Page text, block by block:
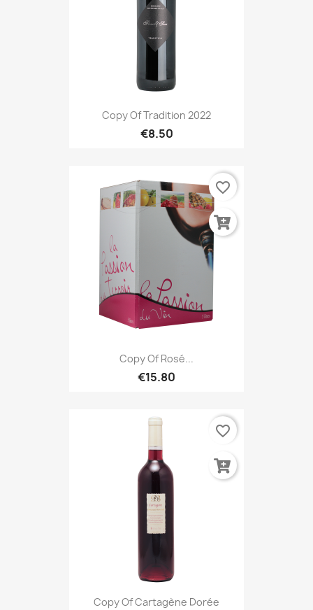
Copy Of Tradition 2022
€8.50
Copy Of Rosé...
€15.80
favorite_border
Copy Of Cartagène Dorée
favorite_border